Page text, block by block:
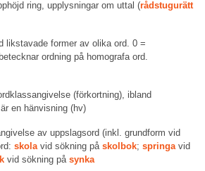
ring, upplysningar om uttal (rådstugurätt
likstavade former av olika ord. 0 =
ordning på homografa ord.
(förkortning), ibland
en hänvisning (hv)
av uppslagsord (inkl. grundform vid
skolavid sökning på skolbok; springavid
vid sökning på synka